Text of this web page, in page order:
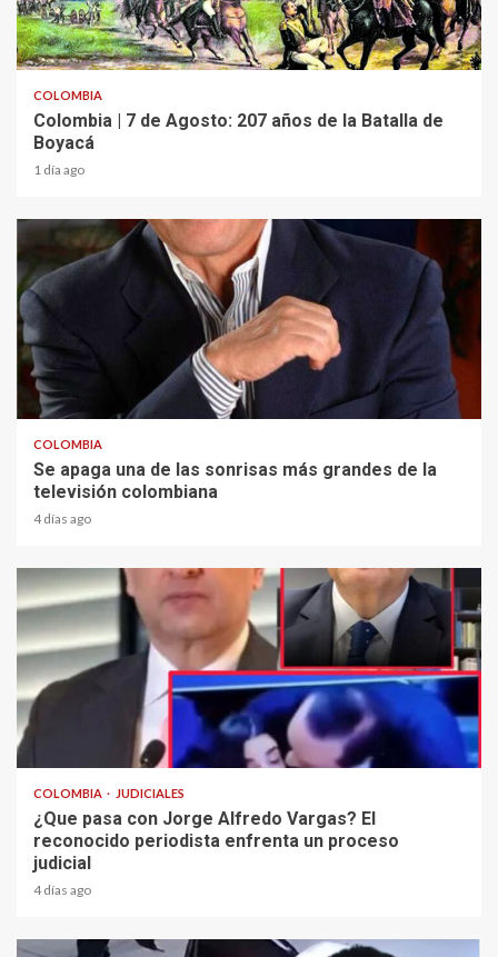
2 min read
COLOMBIA
Colombia | 7 de Agosto: 207 años de la Batalla de
Boyacá
1 día ago
1 min read
COLOMBIA
Se apaga una de las sonrisas más grandes de la
televisión colombiana
4 días ago
COLOMBIA JUDICIALES
¿Que pasa con Jorge Alfredo Vargas? El
reconocido periodista enfrenta un proceso
judicial
4 días ago